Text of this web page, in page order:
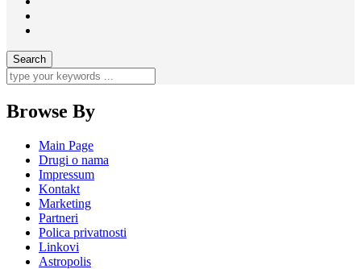
Browse By
Main Page
Drugi o nama
Impressum
Kontakt
Marketing
Partneri
Polica privatnosti
Linkovi
Astropolis